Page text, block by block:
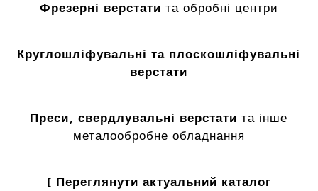
Фрезерні верстати та обробні центри
Круглошліфувальні та плоскошліфувальні
верстати
Преси, свердлувальні верстати та інше
металообробне обладнання
[ Переглянути актуальний каталог